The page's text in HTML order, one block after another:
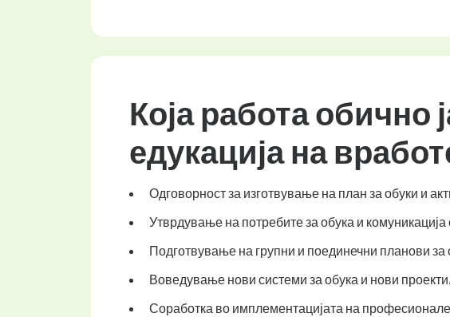
Која работа обично
едукација на
Одговорност за изготвување на план за обуки и
Утврдување на потребите за обука и
Подготвување на групни и поединечни планови за
Воведување нови системи за обука и нови проекти.
Соработка во имплементацијата на